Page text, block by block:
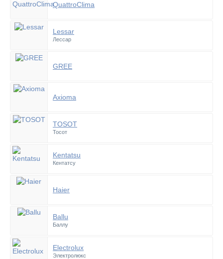
QuattroClima
Lessar
Лессар
GREE
Axioma
TOSOT
Тосот
Kentatsu
Кентатсу
Haier
Ballu
Баллу
Electrolux
Электролюкс